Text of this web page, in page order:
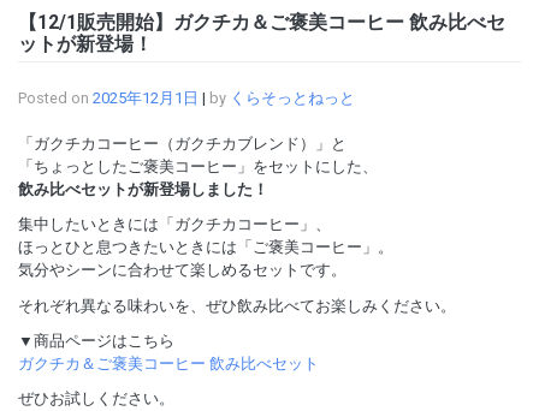
【12/1販売開始】ガクチカ＆ご褒美コーヒー 飲み比べセ
ットが新登場！
Posted on 2025年12月1日 | by くらそっとねっと
「ガクチカコーヒー（ガクチカブレンド）」と
「ちょっとしたご褒美コーヒー」をセットにした、
飲み比べセットが新登場しました！
集中したいときには「ガクチカコーヒー」、
ほっとひと息つきたいときには「ご褒美コーヒー」。
気分やシーンに合わせて楽しめるセットです。
それぞれ異なる味わいを、ぜひ飲み比べてお楽しみください。
▼商品ページはこちら
ガクチカ＆ご褒美コーヒー 飲み比べセット
ぜひお試しください。